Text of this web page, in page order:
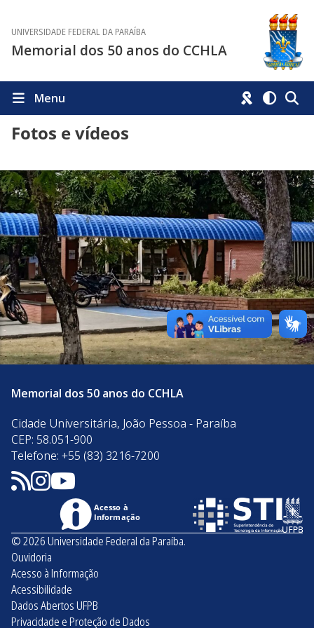
UNIVERSIDADE FEDERAL DA PARAÍBA
Memorial dos 50 anos do CCHLA
Menu
Fotos e vídeos
Memorial dos 50 anos do CCHLA
Cidade Universitária, João Pessoa - Paraíba
CEP: 58.051-900
Telefone: +55 (83) 3216-7200
Acesso à
Informação
© 2026 Universidade Federal da Paraíba.
Ouvidoria
Acesso à Informação
Acessibilidade
Dados Abertos UFPB
Privacidade e Proteção de Dados